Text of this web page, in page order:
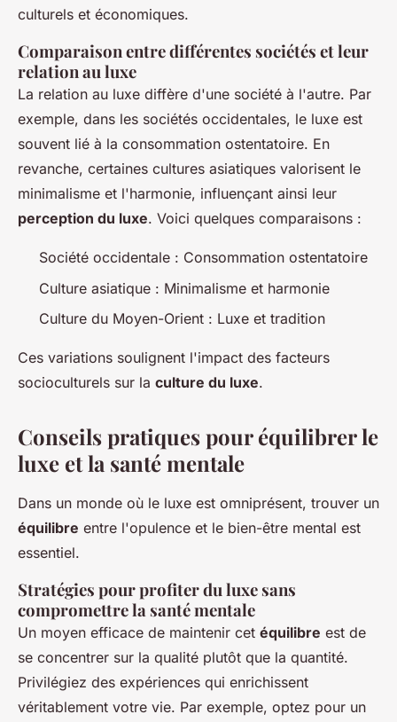
culturels et économiques.
Comparaison entre différentes sociétés et leur
relation au luxe
La relation au luxe diffère d'une société à l'autre. Par
exemple, dans les sociétés occidentales, le luxe est
souvent lié à la consommation ostentatoire. En
revanche, certaines cultures asiatiques valorisent le
minimalisme et l'harmonie, influençant ainsi leur
perception du luxe. Voici quelques comparaisons :
Société occidentale : Consommation ostentatoire
Culture asiatique : Minimalisme et harmonie
Culture du Moyen-Orient : Luxe et tradition
Ces variations soulignent l'impact des facteurs
socioculturels sur la culture du luxe.
Conseils pratiques pour équilibrer le
luxe et la santé mentale
Dans un monde où le luxe est omniprésent, trouver un
équilibre entre l'opulence et le bien-être mental est
essentiel.
Stratégies pour profiter du luxe sans
compromettre la santé mentale
Un moyen efficace de maintenir cet équilibre est de
se concentrer sur la qualité plutôt que la quantité.
Privilégiez des expériences qui enrichissent
véritablement votre vie. Par exemple, optez pour un